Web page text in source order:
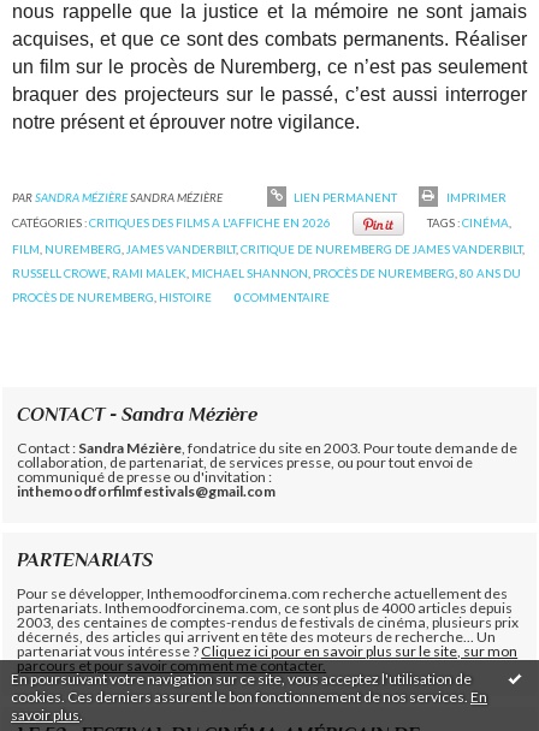
En poursuivant votre navigation sur ce site, vous acceptez l'utilisation de
cookies. Ces derniers assurent le bon fonctionnement de nos services. En
savoir plus
nous rappelle que la justice et la mémoire ne sont jamais
acquises, et que ce sont des combats permanents. Réaliser
un film sur le procès de Nuremberg, ce n’est pas seulement
braquer des projecteurs sur le passé, c’est aussi interroger
notre présent et éprouver notre vigilance.
PARSANDRA MÉZIÈRESANDRA MÉZIÈRE LIEN PERMANENT
IMPRIMER
CATÉGORIES :CRITIQUES DES FILMS A L'AFFICHE EN 2026 TAGS :CINÉMA,
FILM, NUREMBERG,JAMES VANDERBILT,CRITIQUE DE NUREMBERG DE JAMES VANDERBILT,
RUSSELL CROWE, RAMI MALEK, MICHAEL SHANNON, PROCÈS DE NUREMBERG,80 ANS DU
PROCÈS DE NUREMBERG, HISTOIRE 0COMMENTAIRE
CONTACT - Sandra Mézière
Contact : Sandra Mézière , fondatrice du site en 2003. Pour toute demande de
collaboration, de partenariat, de services presse, ou pour tout envoi de
communiqué de presse ou d'invitation :
inthemoodforfilmfestivals@gmail.com
PARTENARIATS
Pour se développer, Inthemoodforcinema.com recherche actuellement des
partenariats. Inthemoodforcinema.com, ce sont plus de 4000 articles depuis
2003, des centaines de comptes-rendus de festivals de cinéma, plusieurs prix
décernés, des articles qui arrivent en tête des moteurs de recherche... Un
partenariat vous intéresse ?Cliquez ici pour en savoir plus sur le site, sur mon
parcours et pour savoir comment me contacter.